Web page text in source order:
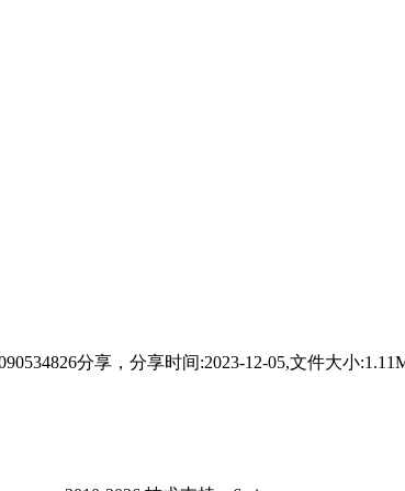
分享，分享时间:2023-12-05,文件大小